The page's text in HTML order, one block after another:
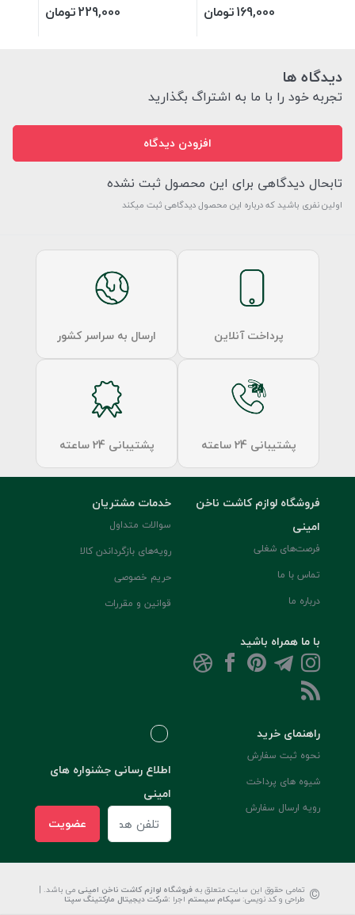
169,000تومان 229,000تومان
دیدگاه ها
تجربه خود را با ما به اشتراگ بگذارید
افزودن دیدگاه
تابحال دیدگاهی برای این محصول ثبت نشده
اولین نفری باشید که درباره این محصول دیدگاهی ثبت میکند
پرداخت آنلاین ارسال به سراسر کشور
پشتیبانی 24 ساعته پشتیبانی 24 ساعته
فروشگاه لوازم کاشت ناخن
امینی
فرصت‌های شغلی
تماس با ما
درباره ما
با ما همراه باشید
خدمات مشتریان
سوالات متداول
رویه‌های بازگرداندن کالا
حریم خصوصی
قوانین و مقررات
راهنمای خرید
نحوه ثبت سفارش
شیوه های پرداخت
رویه ارسال سفارش
اطلاع رسانی جشنواره های
امینی
عضویت
© تمامی حقوق این سایت متعلق بهفروشگاه لوازم کاشت ناخن امینی می باشد. |
طراحی و کد نویسی: سپکام سیستم اجرا :شرکت دیجیتال مارکتینگ سپتا